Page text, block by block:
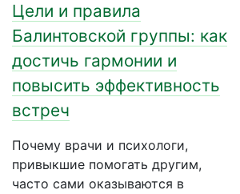
Цели и правила
Балинтовской группы: как
достичь гармонии и
повысить эффективность
встреч
Почему врачи и психологи,
привыкшие помогать другим,
часто сами оказываются в